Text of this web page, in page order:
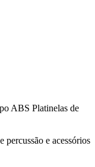
ABS Platinelas de
percussão e acessórios